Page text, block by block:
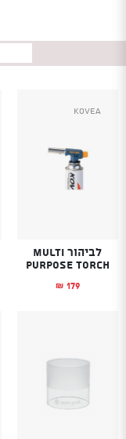
Kovea
לביהור MULTI
PURPOSE TORCH
₪ 179